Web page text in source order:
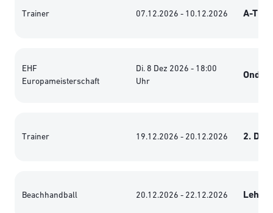
Trainer 07.12.2026 - 10.12.2026 A-
EHF
Europameisterschaft
Di. 8 Dez 2026 - 18:00
Uhr
Trainer 19.12.2026 - 20.12.2026 2.
Beachhandball 20.12.2026 - 22.12.2026